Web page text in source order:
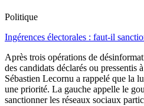
Politique
Ingérences électorales : faut-il
Après trois opérations de
des candidats déclarés ou pressentis
Sébastien Lecornu a rappelé que la
une priorité. La gauche appelle le
sanctionner les réseaux sociaux